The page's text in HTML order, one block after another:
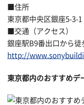
■住所
東京都中央区銀座5-3-1
■交通（アクセス）
銀座駅B9番出口から徒
http://
東京都内のおすすめデ